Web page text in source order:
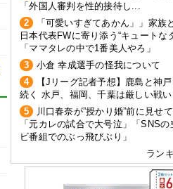
「外国人審判を性的接待し...
2
「可愛いすぎてあかん」」家族
日本代表FWに寄り添う“キュートな
「ママタレの中で1番美人やろ」
3
小倉 幸成選手の怪我について
4
【Jリーグ記者予想】鹿島と神
続く 水戸、福岡、千葉は厳しい戦
5
川口春奈が”授かり婚”前に見せ
「元カレの試合で大号泣」「SNS
ビ番組でのぶっ飛びぶり」
ラン